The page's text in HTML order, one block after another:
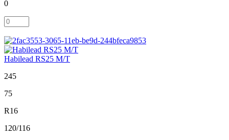
0
Habilead RS25 M/T
245
75
R16
120/116